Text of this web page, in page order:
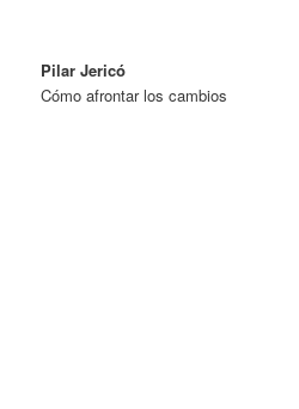
Pilar Jericó
Cómo afrontar los cambios